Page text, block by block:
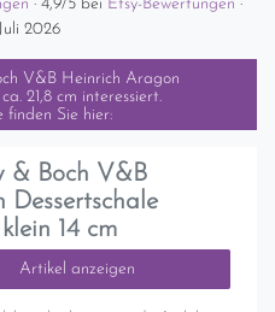
· 4,9/5 bei Etsy-Bewertungen ·
2026
V&B Heinrich Aragon
21,8 cm interessiert.
finden Sie hier:
& Boch V&B
Dessertschale
14 cm
Artikel anzeigen